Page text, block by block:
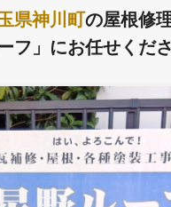
県神川町の屋根修
フ」にお任せくだ